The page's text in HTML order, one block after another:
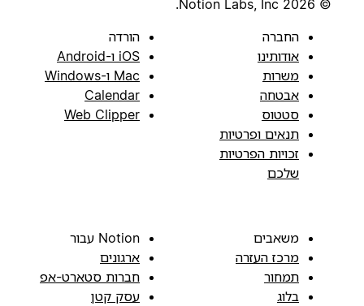
החברה
אודותינו
משרות
אבטחה
סטטוס
תנאים ופרטיות
זכויות הפרטיות
שלכם
הורדה
iOS ו-Android
Mac ו-Windows
Calendar
Web Clipper
משאבים
מרכז העזרה
תמחור
בלוג
Notion עבור
ארגונים
חברות סטארט-אפ
עסק קטן